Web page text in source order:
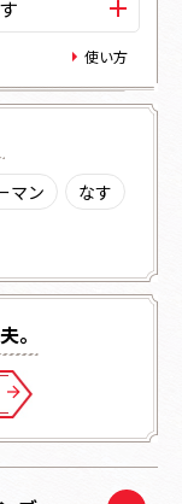
使い方
マン
なす
。